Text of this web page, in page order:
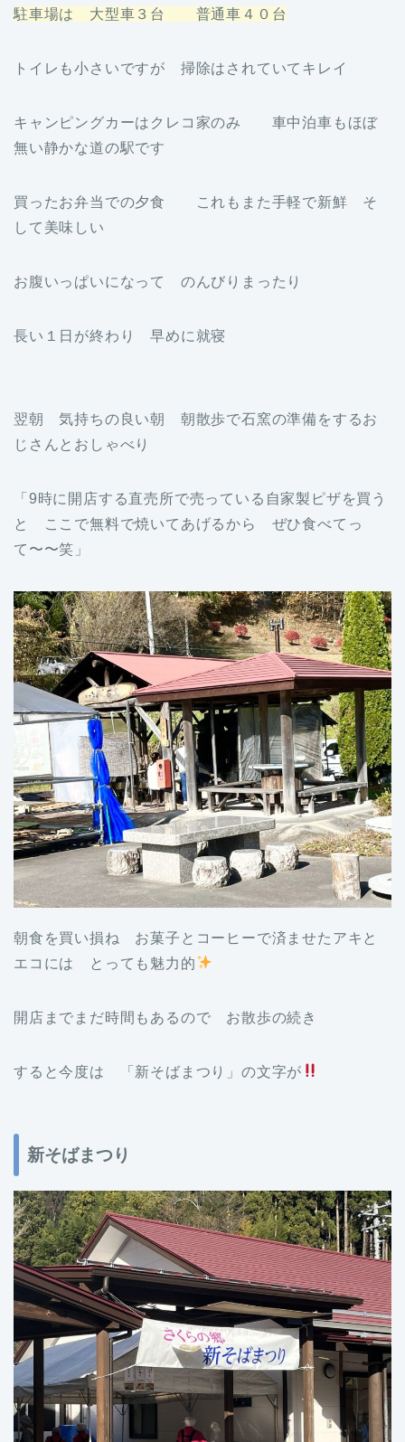
駐車場は 大型車３台 普通車４０台
トイレも小さいですが 掃除はされていてキレイ
キャンピングカーはクレコ家のみ 車中泊車もほぼ
無い静かな道の駅です
買ったお弁当での夕食 これもまた手軽で新鮮 そ
して美味しい
お腹いっぱいになって のんびりまったり
長い１日が終わり 早めに就寝
翌朝 気持ちの良い朝 朝散歩で石窯の準備をするお
じさんとおしゃべり
「9時に開店する直売所で売っている自家製ピザを買う
と ここで無料で焼いてあげるから ぜひ食べてっ
て〜〜笑」
朝食を買い損ね お菓子とコーヒーで済ませたアキと
エコには とっても魅力的
開店までまだ時間もあるので お散歩の続き
すると今度は 「新そばまつり」の文字が
新そばまつり